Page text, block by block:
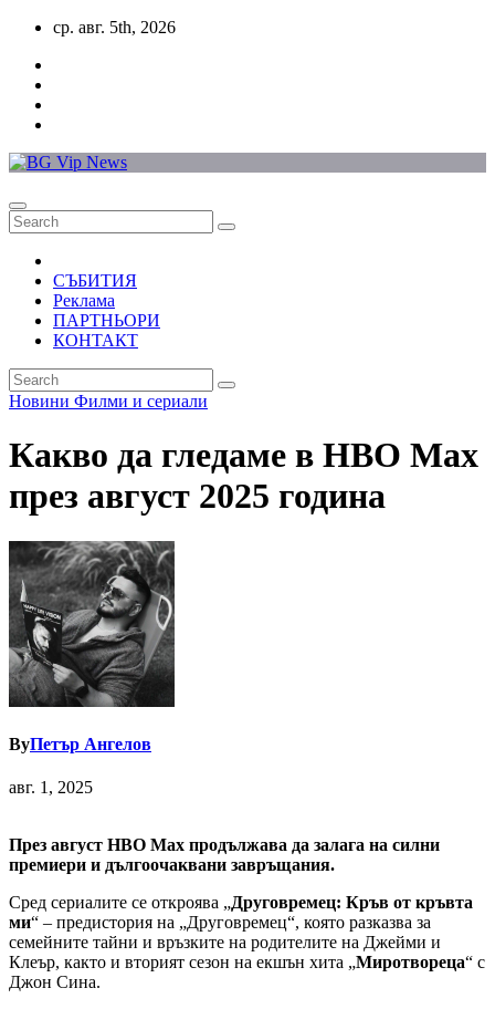
Skip
content
ср. авг. 5th, 2026
СЪБИТИЯ
Реклама
ПАРТНЬОРИ
КОНТАКТ
Новини Филми и сериали
Какво да гледаме в HBO Max
през август 2025 година
ByПетър Ангелов
авг. 1, 2025
През август HBO Max продължава да залага на силни
премиери и дългоочаквани завръщания.
Сред сериалите се откроява „Друговремец: Кръв от кръвта
ми“ – предистория на „Друговремец“, която разказва за
семейните тайни и връзките на родителите на Джейми и
Клеър, както и вторият сезон на екшън хита „Миротвореца“ с
Джон Сина.